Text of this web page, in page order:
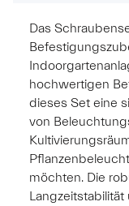
Das
hochwertigen
dieses Set eine
von
möchten. Die